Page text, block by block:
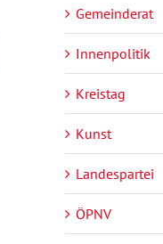
Gemeinderat
Innenpolitik
Kreistag
Kunst
Landespartei
ÖPNV